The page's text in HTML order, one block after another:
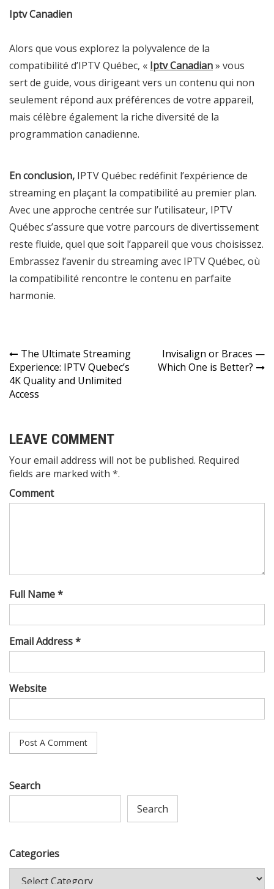
Iptv Canadien
Alors que vous explorez la polyvalence de la
compatibilité d’IPTV Québec, « Iptv Canadian» vous
sert de guide, vous dirigeant vers un contenu qui non
seulement répond aux préférences de votre appareil,
mais célèbre également la riche diversité de la
programmation canadienne.
En conclusion, IPTV Québec redéfinit l’expérience de
streaming en plaçant la compatibilité au premier plan.
Avec une approche centrée sur l’utilisateur, IPTV
Québec s’assure que votre parcours de divertissement
reste fluide, quel que soit l’appareil que vous choisissez.
Embrassez l’avenir du streaming avec IPTV Québec, où
la compatibilité rencontre le contenu en parfaite
harmonie.
Post
navigation
The Ultimate Streaming
Experience: IPTV Quebec’s
4K Quality and Unlimited
Access
Invisalign or Braces —
Which One is Better?
LEAVE COMMENT
Your email address will not be published. Required
fields are marked with *.
Comment
Full Name *
Email Address *
Website
Search
Search
Categories